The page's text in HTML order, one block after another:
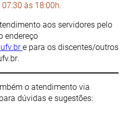
às 18:00h.
aos servidores pelo
endereço
e para os discentes/outros
.
o atendimento via
para dúvidas e sugestões: